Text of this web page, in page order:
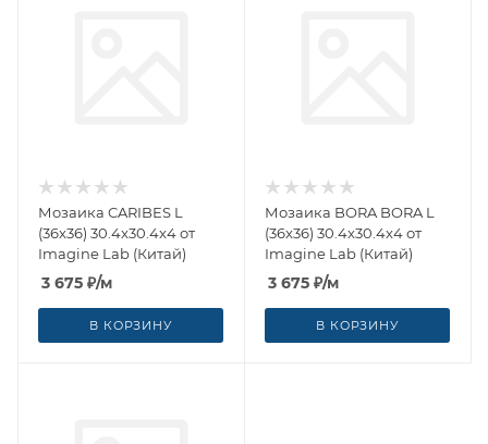
Мозаика CARIBES L
(36x36) 30.4x30.4x4 от
Imagine Lab (Китай)
3 675 ₽/м
В КОРЗИНУ
Мозаика BORA BORA L
(36x36) 30.4x30.4x4 от
Imagine Lab (Китай)
3 675 ₽/м
В КОРЗИНУ